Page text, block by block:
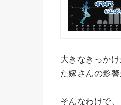
大きなきっか
た嫁さんの影
そんなわけで